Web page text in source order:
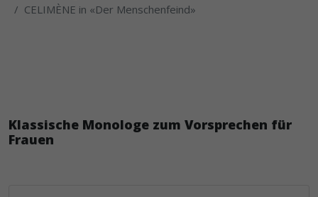
CELIMÈNE in «Der Menschenfeind»
Klassische Monologe zum Vorsprechen für
Frauen